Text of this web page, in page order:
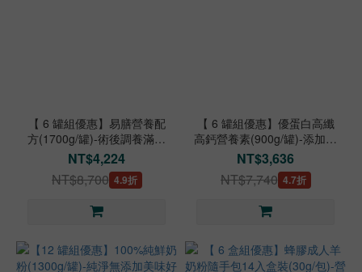
【 6 罐組優惠】易膳營養配
方(1700g/罐)-術後調養滿足
營養
NT$4,224
NT$8,700 4.9折
【 6 罐組優惠】優蛋白高纖
高鈣營養素(900g/罐)-添加蜂
膠提升保護力
NT$3,636
NT$7,740 4.7折